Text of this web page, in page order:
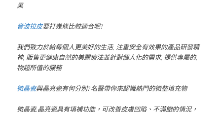
果
音波拉皮要打幾條比較適合呢?
我們致力於給每個人更美好的生活, 注重安全有效果的產品研發精
神, 販售更健康自然的美麗療法並針對個人化的需求, 提供專屬的,
物超所值的服務
微晶瓷與晶亮瓷有何分別?名醫帶你來認識熱門的微整填充物
微晶瓷.晶亮瓷具有填補功能，可改善皮膚凹陷、不滿飽的情況，